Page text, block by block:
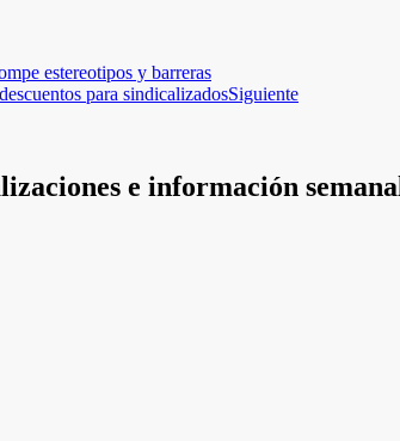
estereotipos y barreras
para sindicalizadosSiguiente
e información